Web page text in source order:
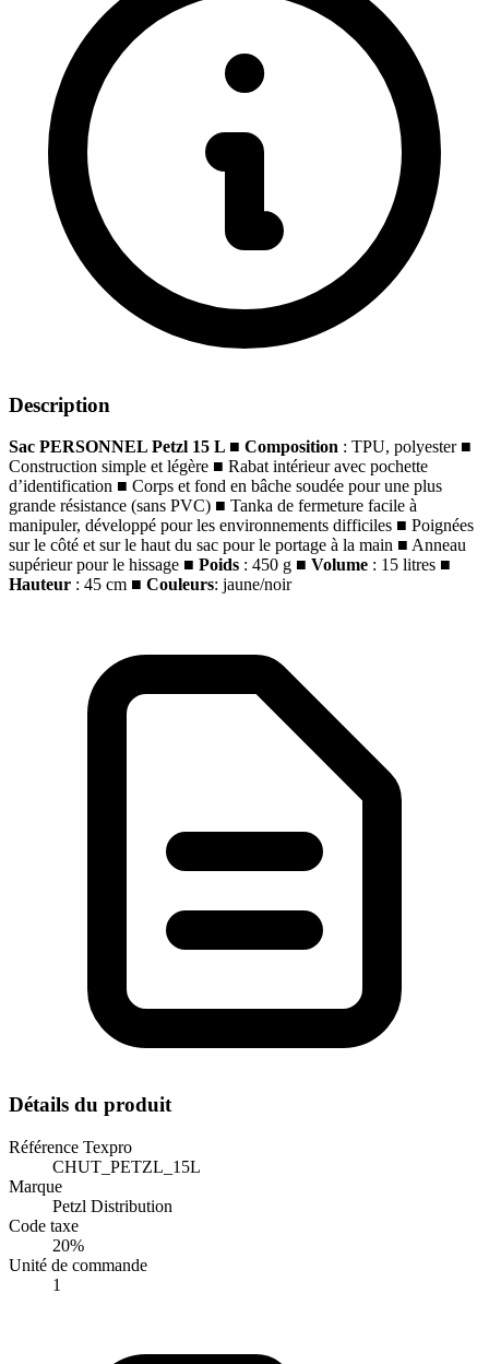
Description
Sac PERSONNEL Petzl 15 L ■ Composition : TPU, polyester ■
Construction simple et légère ■ Rabat intérieur avec pochette
d’identification ■ Corps et fond en bâche soudée pour une plus
grande résistance (sans PVC) ■ Tanka de fermeture facile à
manipuler, développé pour les environnements difficiles ■ Poignées
sur le côté et sur le haut du sac pour le portage à la main ■ Anneau
supérieur pour le hissage ■ Poids : 450 g ■ Volume : 15 litres ■
Hauteur : 45 cm ■ Couleurs: jaune/noir
Détails du produit
Référence Texpro
CHUT_PETZL_15L
Marque
Petzl Distribution
Code taxe
20%
Unité de commande
1